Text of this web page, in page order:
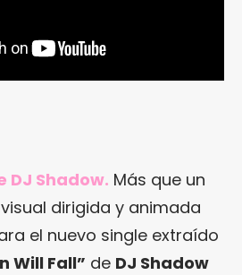
DJ Shadow. Más que un
dirigida y animada
el nuevo single extraído
Will Fall” de DJ Shadow